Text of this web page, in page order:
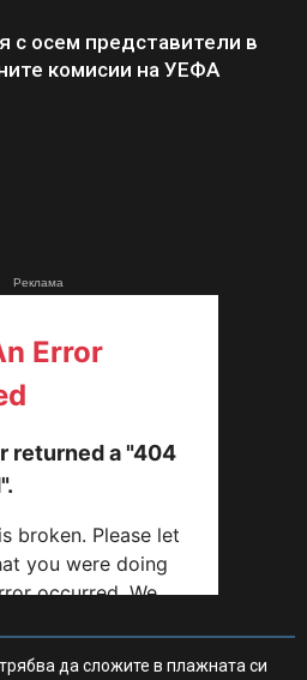
с осем представители в
комисии на УЕФА
Реклама
да сложите в плажната си